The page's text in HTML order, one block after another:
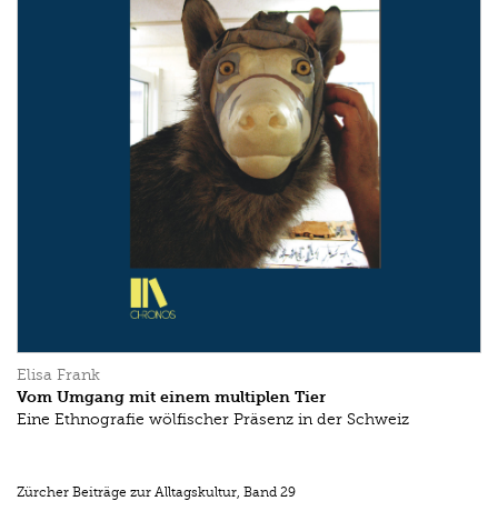
Elisa Frank
Vom Umgang mit einem multiplen Tier
Eine Ethnografie wölfischer Präsenz in der Schweiz
Zürcher Beiträge zur Alltagskultur, Band 29